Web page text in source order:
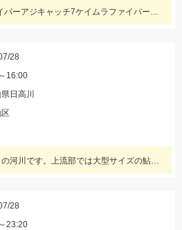
仕掛けはTsurinoのハイパーアジキャッチ7ケイムラファイバーの4号にエサはアミエビを針に付けて釣りました。アジ狙いなら早朝がおススメです。
28
16:00
日高川
水が綺麗で泳がせ釣りの河川です。上流部では大型サイズの鮎も釣れて楽しめているそうです。
28
23:20